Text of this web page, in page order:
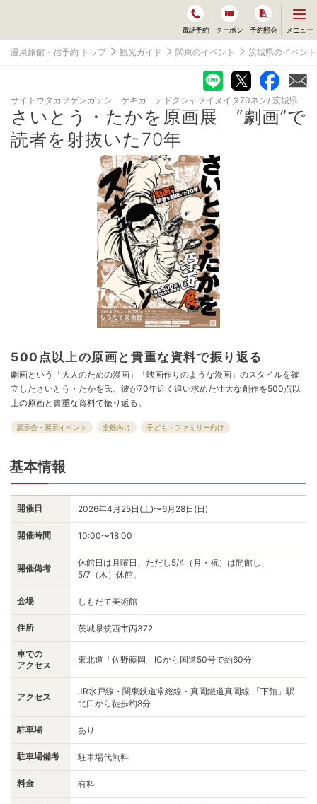
電話予約 クーポン 予約照会
ニ
ー
開
く
メニュー
温泉旅館・宿予約 トップ 観光ガイド 関東のイベント 茨城県のイベント
サイトウタカヲゲンガテン ゲキガ デドクシャヲイヌイタ70ネン 茨城県
さいとう・たかを原画展 “劇画”で
読者を射抜いた70年
500点以上の原画と貴重な資料で振り返る
劇画という「大人のための漫画」「映画作りのような漫画」のスタイルを確
立したさいとう・たかを氏。彼が70年近く追い求めた壮大な創作を500点以
上の原画と貴重な資料で振り返る。
展示会・展示イベント 全般向け 子ども・ファミリー向け
基本情報
開催日 2026年4月25日(土)〜6月28日(日)
開催時間 10:00〜18:00
開催備考
休館日は月曜日、ただし5/4（月・祝）は開館し、
5/7（木）休館。
会場 しもだて美術館
住所 茨城県筑西市丙372
車での
アクセス
東北道「佐野藤岡」ICから国道50号で約60分
アクセス
JR水戸線・関東鉄道常総線・真岡鐵道真岡線 「下館」駅
北口から徒歩約8分
駐車場 あり
駐車場備考 駐車場代無料
料金 有料